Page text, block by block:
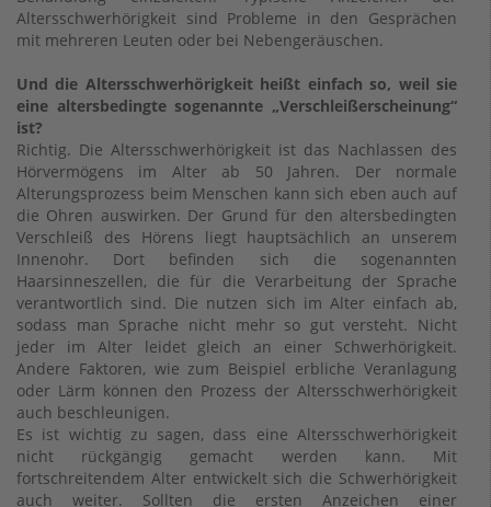
Altersschwerhörigkeit sind Probleme in den Gesprächen
mit mehreren Leuten oder bei Nebengeräuschen.
Und die Altersschwerhörigkeit heißt einfach so, weil sie
eine altersbedingte sogenannte „Verschleißerscheinung“
ist?
Richtig. Die Altersschwerhörigkeit ist das Nachlassen des
Hörvermögens im Alter ab 50 Jahren. Der normale
Alterungsprozess beim Menschen kann sich eben auch auf
die Ohren auswirken. Der Grund für den altersbedingten
Verschleiß des Hörens liegt hauptsächlich an unserem
Innenohr. Dort befinden sich die sogenannten
Haarsinneszellen, die für die Verarbeitung der Sprache
verantwortlich sind. Die nutzen sich im Alter einfach ab,
sodass man Sprache nicht mehr so gut versteht. Nicht
jeder im Alter leidet gleich an einer Schwerhörigkeit.
Andere Faktoren, wie zum Beispiel erbliche Veranlagung
oder Lärm können den Prozess der Altersschwerhörigkeit
auch beschleunigen.
Es ist wichtig zu sagen, dass eine Altersschwerhörigkeit
nicht rückgängig gemacht werden kann. Mit
fortschreitendem Alter entwickelt sich die Schwerhörigkeit
auch weiter. Sollten die ersten Anzeichen einer